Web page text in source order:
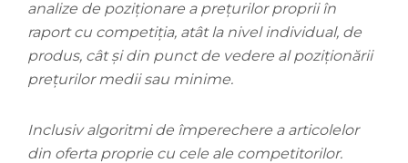
analize de poziționare a prețurilor proprii în
raport cu competiția, atât la nivel individual, de
produs, cât și din punct de vedere al poziționării
prețurilor medii sau minime.
Inclusiv algoritmi de împerechere a articolelor
din oferta proprie cu cele ale competitorilor.